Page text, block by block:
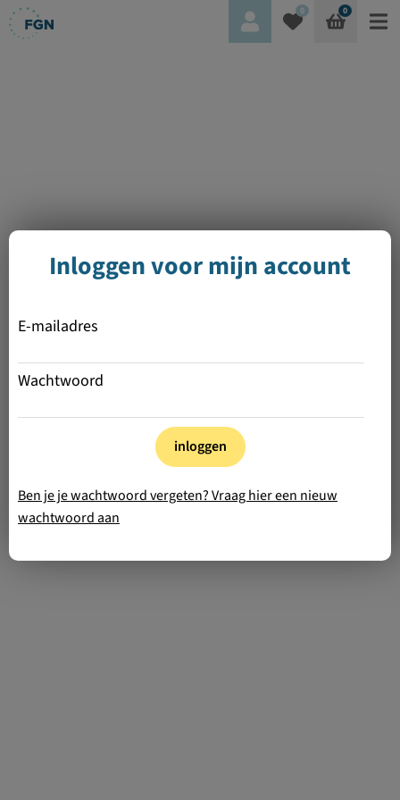
0 0
Inloggen voor mijn account
E-mailadres
Wachtwoord
inloggen
Ben je je wachtwoord vergeten? Vraag hier een nieuw
wachtwoord aan